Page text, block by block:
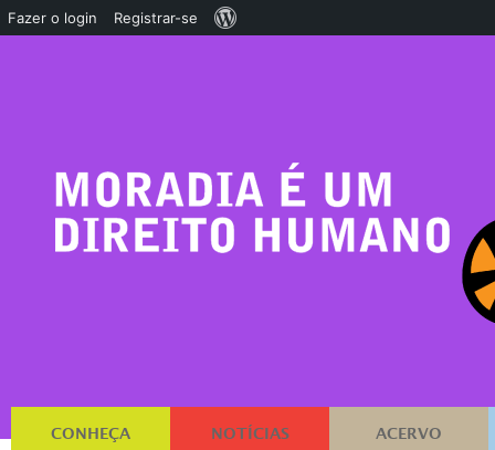
CONHEÇA NOTÍCIAS ACERVO
Fazer o login Registrar-se